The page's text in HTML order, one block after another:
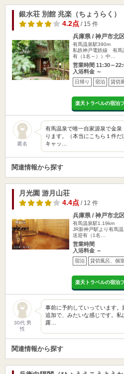
銀水荘 別館 兆楽（ちょうらく）
4.2点 / 15 件
兵庫県 / 神戸市北
有馬温泉駅390m
私鉄神戸電鉄線 有馬
有（1名～））中…
営業時間 11:30～
入浴料金 ～
日帰り 宿泊 貸切
楽天トラベルの宿泊
匿名
有馬温泉で唯一自家源泉で金
ります。（本当にこちら１件
キャッ…
関連情報から探す
月光園 游月山荘
4.4点 / 12 件
兵庫県 / 神戸市北
有馬温泉駅1.19km
JR新神戸駅より有馬
送迎有（1名…
営業時間
入浴料金 ～
宿泊 貸切風呂、個
楽天トラベルの宿泊
30代 男
性
事前に予約していっています
追加で、みたいな感じです。
露…
関連情報から探す